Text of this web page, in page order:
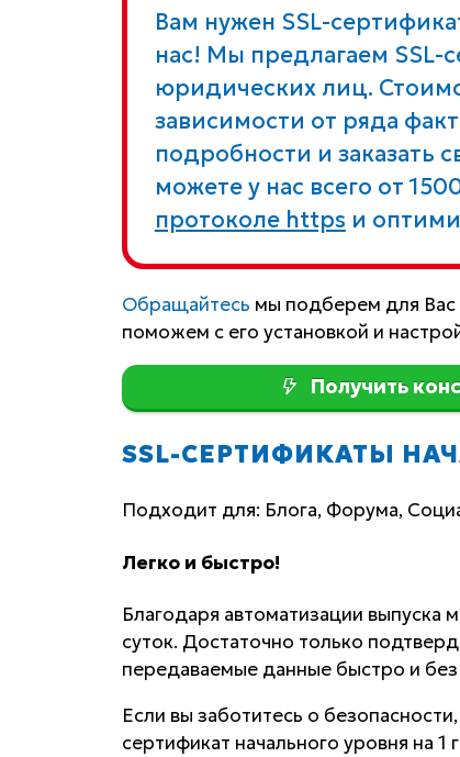
Вам нужен SSL-
нас! Мы предлагаем SSL-
юридических лиц.
зависимости от ряда
подробности и заказать
можете у нас всего от
протоколе https и
Обращайтесь мы подберем для Вас
поможем с его установкой и
Получить
SSL-СЕРТИФИКАТЫ
Подходит для: Блога, Форума,
Легко и быстро!
Благодаря автоматизации выпуска
суток. Достаточно только
передаваемые данные быстро и
Если вы заботитесь о
сертификат начального уровня на